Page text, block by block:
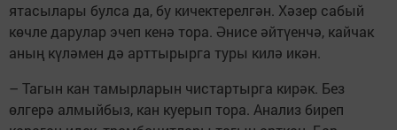
ятасылары булса да, бу кичектерелгән. Хәзер сабый
көчле дарулар эчеп кенә тора. Әнисе әйтүенчә, кайчак
аның күләмен дә арттырырга туры килә икән.
– Тагын кан тамырларын чистартырга кирәк. Без
өлгерә алмыйбыз, кан куерып тора. Анализ биреп